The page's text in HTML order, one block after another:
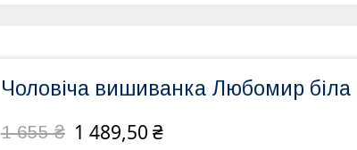
Чоловіча вишиванка Любомир біла
1 655 ₴ 1 489,50 ₴